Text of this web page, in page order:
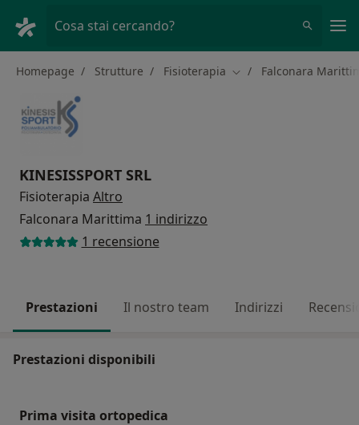
Cosa stai cercando?
Homepage Strutture Fisioterapia Cambia città
Falconara
KINESISSPORT SRL
Fisioterapia Altro
Falconara Marittima 1 indirizzo
1 recensione
Prestazioni Il nostro team Indirizzi
Prestazioni disponibili
Prima visita ortopedica